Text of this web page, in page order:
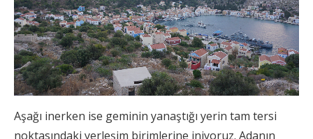
Aşağı inerken ise geminin yanaştığı yerin tam tersi
noktasındaki yerleşim birimlerine iniyoruz. Adanın